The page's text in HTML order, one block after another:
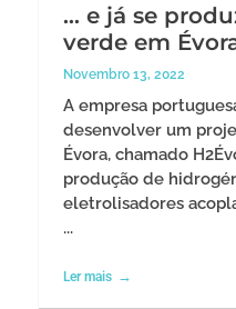
… e já se
verde em
Novembro 13, 2022
A empresa
desenvolver um
Évora, chamado
produção de
eletrolisadores
...
Ler mais